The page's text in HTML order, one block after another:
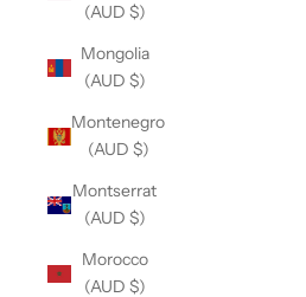
(AUD $)
Mongolia
(AUD $)
Montenegro
(AUD $)
Montserrat
(AUD $)
Morocco
(AUD $)